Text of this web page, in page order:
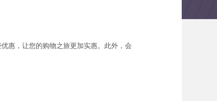
惠，让您的购物之旅更加实惠。此外，会